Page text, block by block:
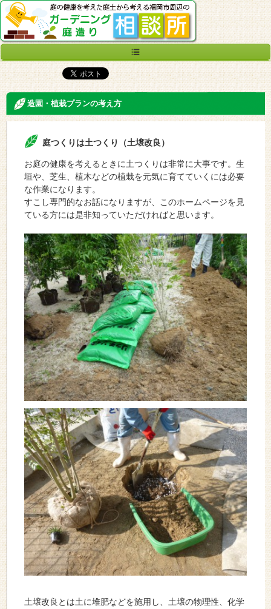
造園・植栽プランの考え方
庭つくりは土つくり（土壌改良）
お庭の健康を考えるときに土つくりは非常に大事です。生
垣や、芝生、植木などの植栽を元気に育てていくには必要
な作業になります。
すこし専門的なお話になりますが、このホームページを見
ている方には是非知っていただければと思います。
土壌改良とは土に堆肥などを施用し、土壌の物理性、化学